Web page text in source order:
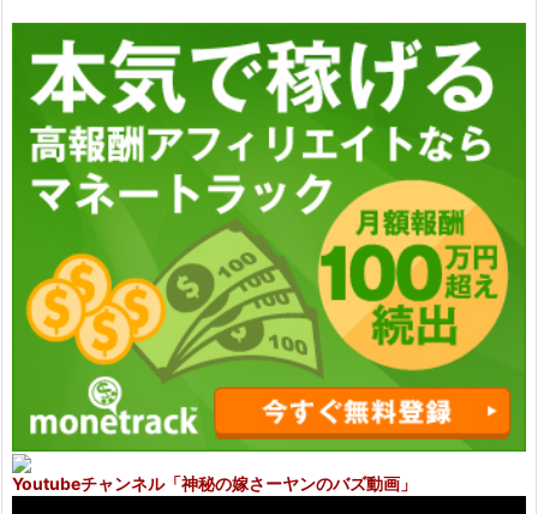
Youtubeチャンネル「神秘の嫁さーヤンのバズ動画」